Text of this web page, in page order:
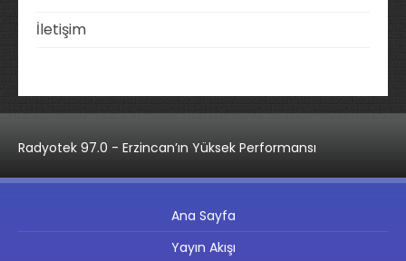
İletişim
Radyotek 97.0 - Erzincan’ın Yüksek Performansı
Ana Sayfa
Yayın Akışı